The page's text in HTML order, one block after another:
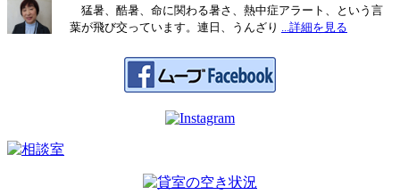
ゲ
ー
猛暑、酷暑、命に関わる暑さ、熱中症アラート、という言
葉が飛び交っています。連日、うんざり
...詳細を見る